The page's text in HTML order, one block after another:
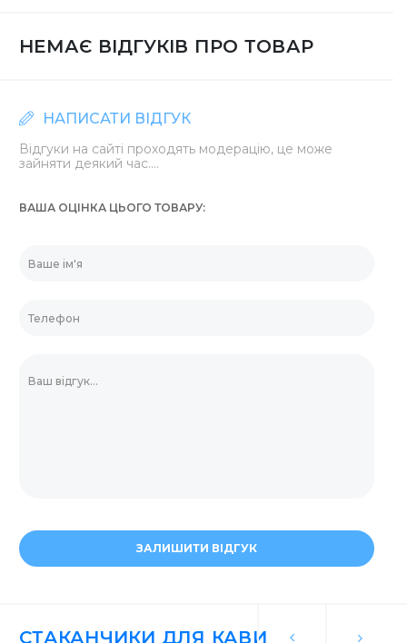
НЕМАЄ ВІДГУКІВ ПРО ТОВАР
НАПИСАТИ ВІДГУК
Відгуки на сайті проходять модерацію, це може
зайняти деякий час....
ВАША ОЦІНКА ЦЬОГО ТОВАРУ
ЗАЛИШИТИ ВІДГУК
СТАКАНЧИКИ ДЛЯ КАВИ